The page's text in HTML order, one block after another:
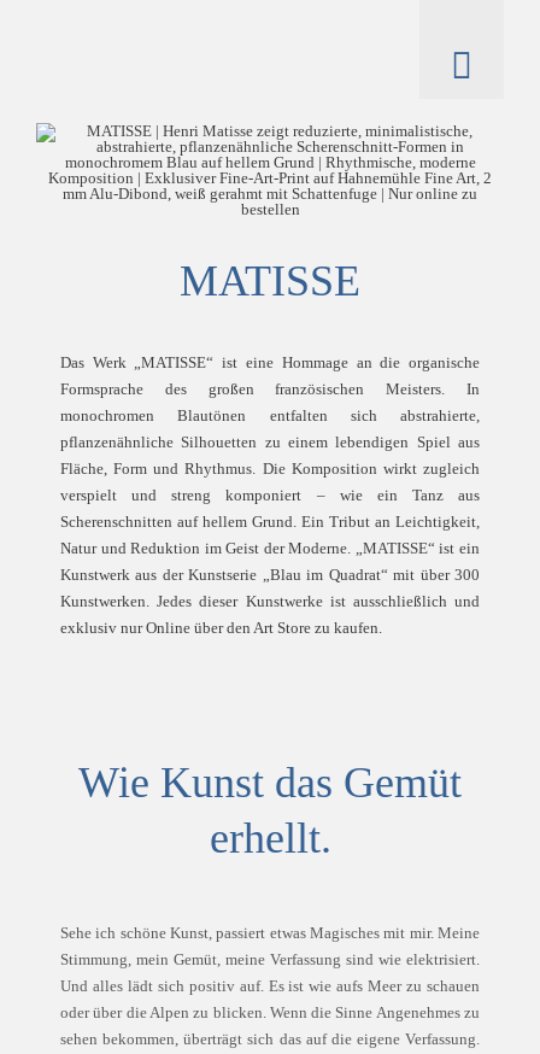
artworks
hintze
MATISSE
Das Werk „MATISSE“ ist eine Hommage an die organische
Formsprache des großen französischen Meisters. In
monochromen Blautönen entfalten sich abstrahierte,
pflanzenähnliche Silhouetten zu einem lebendigen Spiel aus
Fläche, Form und Rhythmus. Die Komposition wirkt zugleich
verspielt und streng komponiert – wie ein Tanz aus
Scherenschnitten auf hellem Grund. Ein Tribut an Leichtigkeit,
Natur und Reduktion im Geist der Moderne. „MATISSE“ ist ein
Kunstwerk aus der Kunstserie „Blau im Quadrat“ mit über 300
Kunstwerken. Jedes dieser Kunstwerke ist ausschließlich und
exklusiv nur Online über den Art Store zu kaufen.
Wie Kunst das Gemüt
erhellt.
Sehe ich schöne Kunst, passiert etwas Magisches mit mir. Meine
Stimmung, mein Gemüt, meine Verfassung sind wie elektrisiert.
Und alles lädt sich positiv auf. Es ist wie aufs Meer zu schauen
oder über die Alpen zu blicken. Wenn die Sinne Angenehmes zu
sehen bekommen, überträgt sich das auf die eigene Verfassung.